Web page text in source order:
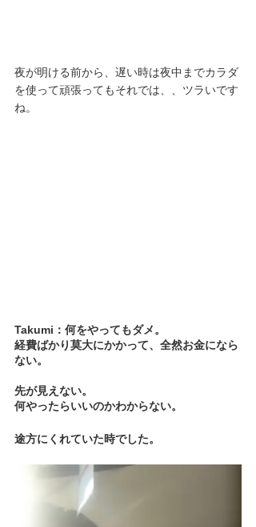
夜が明ける前から、遅い時は夜中までカラダ
を使って頑張ってもそれでは、、ツラいです
ね。
Takumi：何をやってもダメ。
経費ばかり莫大にかかって、全然お金になら
ない。
先が見えない。
何やったらいいのかわからない。
途方にくれていた時でした。